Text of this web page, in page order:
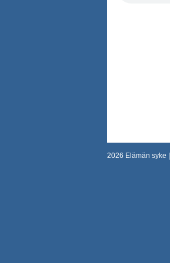
2026 Elämän syke